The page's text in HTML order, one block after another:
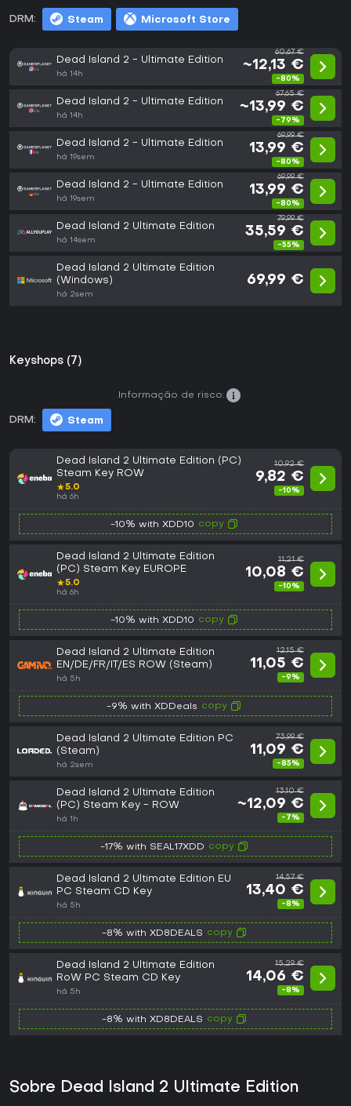
DRM: Steam Microsoft Store
Dead Island 2 - Ultimate Edition
há 14h
60,67 €
~12,13 €
-80%
Dead Island 2 - Ultimate Edition
há 14h
67,65 €
~13,99 €
-79%
Dead Island 2 - Ultimate Edition
há 19sem
69,99 €
13,99 €
-80%
Dead Island 2 - Ultimate Edition
há 19sem
69,99 €
13,99 €
-80%
Dead Island 2 Ultimate Edition
há 14sem
79,99 €
35,59 €
-55%
Dead Island 2 Ultimate Edition
(Windows)
há 2sem
69,99 €
Keyshops (7)
DRM: Steam
Informação de risco:
Dead Island 2 Ultimate Edition (PC)
Steam Key ROW
★5.0
há 6h
10,92 €
9,82 €
-10%
-10% with XDD10 copy
Dead Island 2 Ultimate Edition
(PC) Steam Key EUROPE
★5.0
há 6h
11,21 €
10,08 €
-10%
-10% with XDD10 copy
Dead Island 2 Ultimate Edition
EN/DE/FR/IT/ES ROW (Steam)
há 5h
12,15 €
11,05 €
-9%
-9% with XDDeals copy
Dead Island 2 Ultimate Edition PC
(Steam)
há 2sem
73,99 €
11,09 €
-85%
Dead Island 2 Ultimate Edition
(PC) Steam Key - ROW
há 1h
13,10 €
~12,09 €
-7%
-17% with SEAL17XDD copy
Dead Island 2 Ultimate Edition EU
PC Steam CD Key
há 5h
14,57 €
13,40 €
-8%
-8% with XD8DEALS copy
Dead Island 2 Ultimate Edition
RoW PC Steam CD Key
há 5h
15,29 €
14,06 €
-8%
-8% with XD8DEALS copy
Sobre Dead Island 2 Ultimate Edition